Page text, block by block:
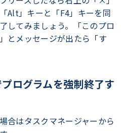
Alt」キーと「F4」キーを同
してみましょう。「このプロ
とメッセージが出たら「す
ログラムを強制終了す
合はタスクマネージャーから